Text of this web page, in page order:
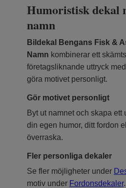
Humoristisk dekal
namn
Bildekal Bengans Fisk &
Namn kombinerar ett
företagsliknande uttryck
göra motivet personligt.
Gör motivet personligt
Byt ut namnet och skapa ett
din egen humor, ditt fordon
överraska.
Fler personliga dekaler
Se fler möjligheter under
motiv under Fordonsdekaler.